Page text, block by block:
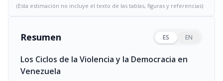
(Esta estimación no incluye el texto de las tablas, figuras y referencias)
Resumen ES EN
Los Ciclos de la Violencia y la Democracia en
Venezuela